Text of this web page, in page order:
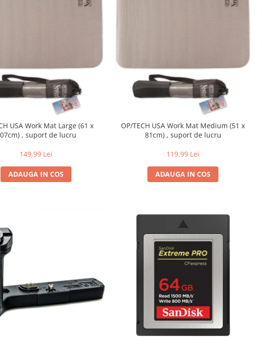
USA Work Mat Large (61 x
, suport de lucru
149,99 Lei
ADAUGA IN COS
OP/TECH USA Work Mat Medium (51 x
81cm) , suport de lucru
119,99 Lei
ADAUGA IN COS